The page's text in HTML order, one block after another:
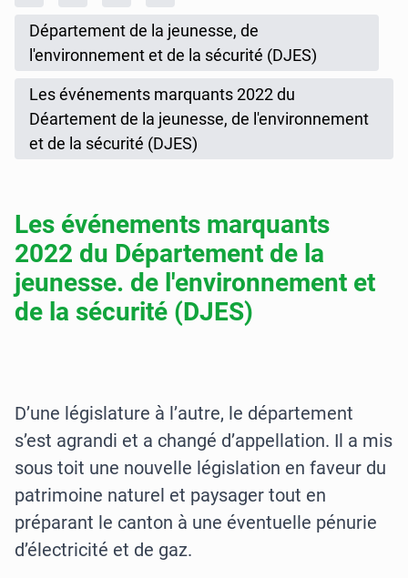
Département de la jeunesse, de
l'environnement et de la sécurité (DJES)
Les événements marquants 2022 du
Déartement de la jeunesse, de l'environnement
et de la sécurité (DJES)
Les événements marquants
2022 du Département de la
jeunesse. de l'environnement et
de la sécurité (DJES)
D’une législature à l’autre, le département
s’est agrandi et a changé d’appellation. Il a mis
sous toit une nouvelle législation en faveur du
patrimoine naturel et paysager tout en
préparant le canton à une éventuelle pénurie
d’électricité et de gaz.